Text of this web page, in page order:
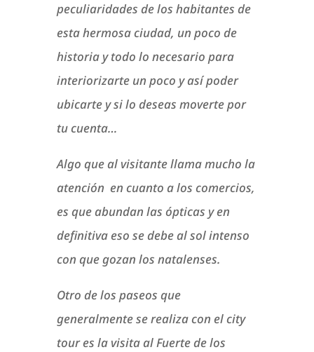
peculiaridades de los habitantes de
esta hermosa ciudad, un poco de
historia y todo lo necesario para
interiorizarte un poco y así poder
ubicarte y si lo deseas moverte por
tu cuenta…
Algo que al visitante llama mucho la
atención en cuanto a los comercios,
es que abundan las ópticas y en
definitiva eso se debe al sol intenso
con que gozan los natalenses.
Otro de los paseos que
generalmente se realiza con el city
tour es la visita al Fuerte de los